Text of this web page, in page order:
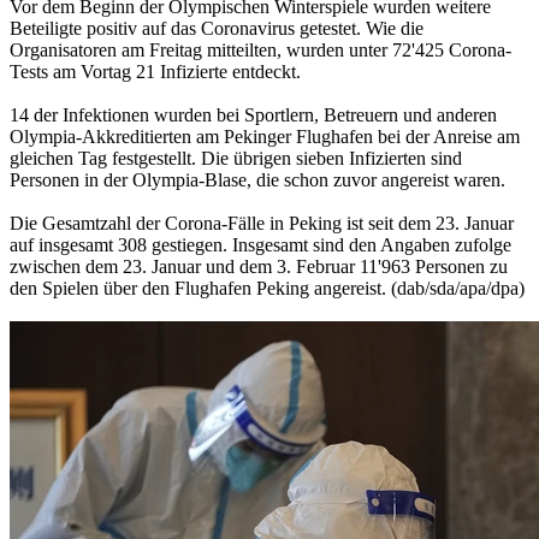
Vor dem Beginn der Olympischen Winterspiele wurden weitere
Beteiligte positiv auf das Coronavirus getestet. Wie die
Organisatoren am Freitag mitteilten, wurden unter 72'425 Corona-
Tests am Vortag 21 Infizierte entdeckt.
14 der Infektionen wurden bei Sportlern, Betreuern und anderen
Olympia-Akkreditierten am Pekinger Flughafen bei der Anreise am
gleichen Tag festgestellt. Die übrigen sieben Infizierten sind
Personen in der Olympia-Blase, die schon zuvor angereist waren.
Die Gesamtzahl der Corona-Fälle in Peking ist seit dem 23. Januar
auf insgesamt 308 gestiegen. Insgesamt sind den Angaben zufolge
zwischen dem 23. Januar und dem 3. Februar 11'963 Personen zu
den Spielen über den Flughafen Peking angereist. (dab/sda/apa/dpa)